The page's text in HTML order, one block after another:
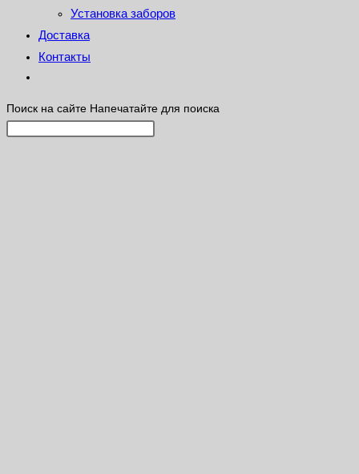
Установка заборов
Доставка
Контакты
Поиск на сайте Напечатайте для поиска